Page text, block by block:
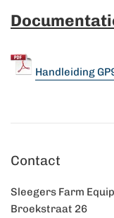
Handleiding
Contact
Sleegers Farm
Broekstraat 26